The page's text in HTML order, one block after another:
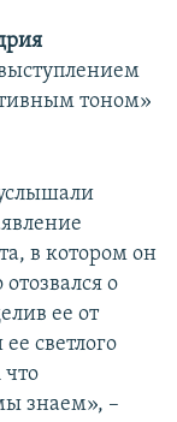
тоном»
в котором он
о
ее от
светлого
что
знаем», –